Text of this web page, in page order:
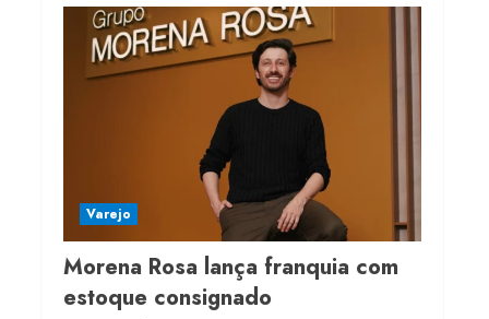
Projeto testa passaporte
digital na moda nacional
4 de agosto de 2026
Morena Rosa lança
franquia com estoque
consignado
4 de agosto de 2026
Varejo
Morena Rosa lança franquia com
estoque consignado